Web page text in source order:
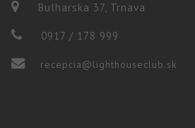
Bulharska 37, Trnava
0917 / 178 999
recepcia@lighthouseclub.sk